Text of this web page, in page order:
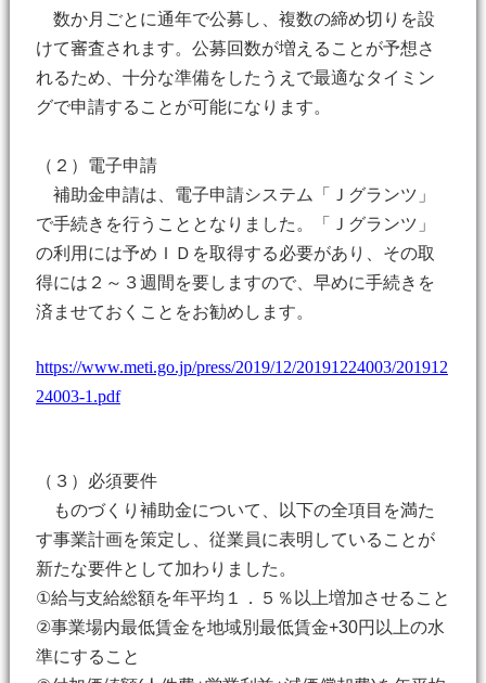
数か月ごとに通年で公募し、複数の締め切りを設
けて審査されます。公募回数が増えることが予想さ
れるため、十分な準備をしたうえで最適なタイミン
グで申請することが可能になります。
（２）電子申請
補助金申請は、電子申請システム「Ｊグランツ」
で手続きを行うこととなりました。「Ｊグランツ」
の利用には予めＩＤを取得する必要があり、その取
得には２～３週間を要しますので、早めに手続きを
済ませておくことをお勧めします。
https://www.meti.go.jp/press/2019/12/20191224003/201912
24003-1.pdf
（３）必須要件
ものづくり補助金について、以下の全項目を満た
す事業計画を策定し、従業員に表明していることが
新たな要件として加わりました。
①給与支給総額を年平均１．５％以上増加させること
②事業場内最低賃金を地域別最低賃金+30円以上の水
準にすること